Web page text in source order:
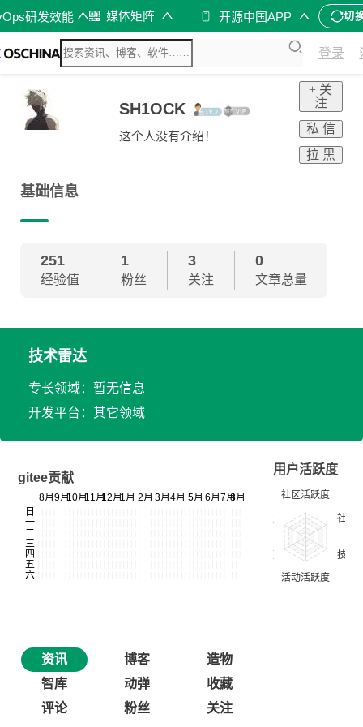
研发效能 媒体矩阵 开源中国APP 切
登录
SH1OCK
这个人没有介绍！
+ 关
注
私 信
拉 黑
基础信息
251
经验值
1
粉丝
3
关注
0
文章总量
技术雷达
专长领域：暂无信息
开发平台：其它领域
gitee贡献
用户活跃度
资讯 博客
造物
智库
动弹
收藏
评论
粉丝 关注